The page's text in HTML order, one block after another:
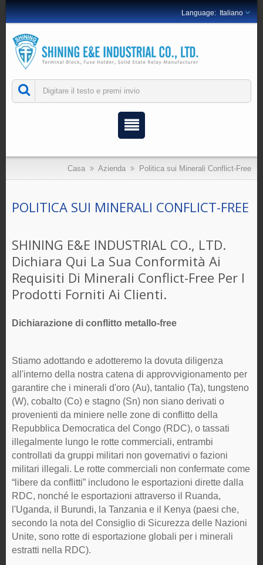
Italiano
Casa Azienda Politica sui Minerali Conflict-Free
POLITICA SUI MINERALI CONFLICT-FREE
SHINING E&E INDUSTRIAL CO., LTD.
Dichiara Qui La Sua Conformità Ai
Requisiti Di Minerali Conflict-Free Per I
Prodotti Forniti Ai Clienti.
Dichiarazione di conflitto metallo-free
Stiamo adottando e adotteremo la dovuta diligenza
all'interno della nostra catena di approvvigionamento per
garantire che i minerali d'oro (Au), tantalio (Ta), tungsteno
(W), cobalto (Co) e stagno (Sn) non siano derivati o
provenienti da miniere nelle zone di conflitto della
Repubblica Democratica del Congo (RDC), o tassati
illegalmente lungo le rotte commerciali, entrambi
controllati da gruppi militari non governativi o fazioni
militari illegali. Le rotte commerciali non confermate come
“libere da conflitti” includono le esportazioni dirette dalla
RDC, nonché le esportazioni attraverso il Ruanda,
l'Uganda, il Burundi, la Tanzania e il Kenya (paesi che,
secondo la nota del Consiglio di Sicurezza delle Nazioni
Unite, sono rotte di esportazione globali per i minerali
estratti nella RDC).